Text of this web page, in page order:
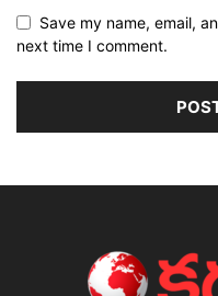
Save my name, email,
next time I comment.